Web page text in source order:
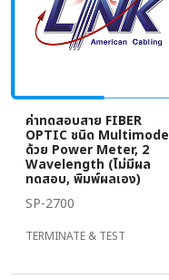
ค่าทดสอบสาย FIBER
OPTIC ชนิด Multimode
ด้วย Power Meter, 2
Wavelength (ไม่มีผล
ทดสอบ, พิมพ์ผลเอง)
SP-2700
TERMINATE & TEST